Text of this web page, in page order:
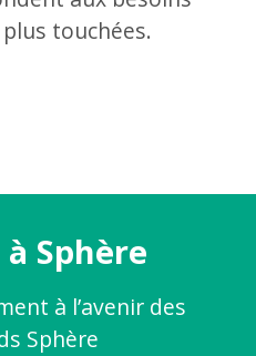
touchées.
Sphère
à l’avenir des
Sphère